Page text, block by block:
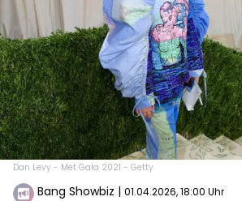
Dan Levy - Met Gala 2021 - Getty
Bang Showbiz | 01.04.2026, 18:00 Uhr